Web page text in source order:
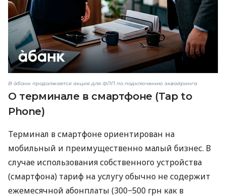
В àбанк продолжается акция для ФЛП по подключению эквайринга
О терминале в смартфоне (Tap to
Phone)
Терминал в смартфоне ориентирован на
мобильный и преимущественно малый бизнес. В
случае использования собственного устройства
(смартфона) тариф на услугу обычно не содержит
ежемесячной абонплаты (300−500 грн как в